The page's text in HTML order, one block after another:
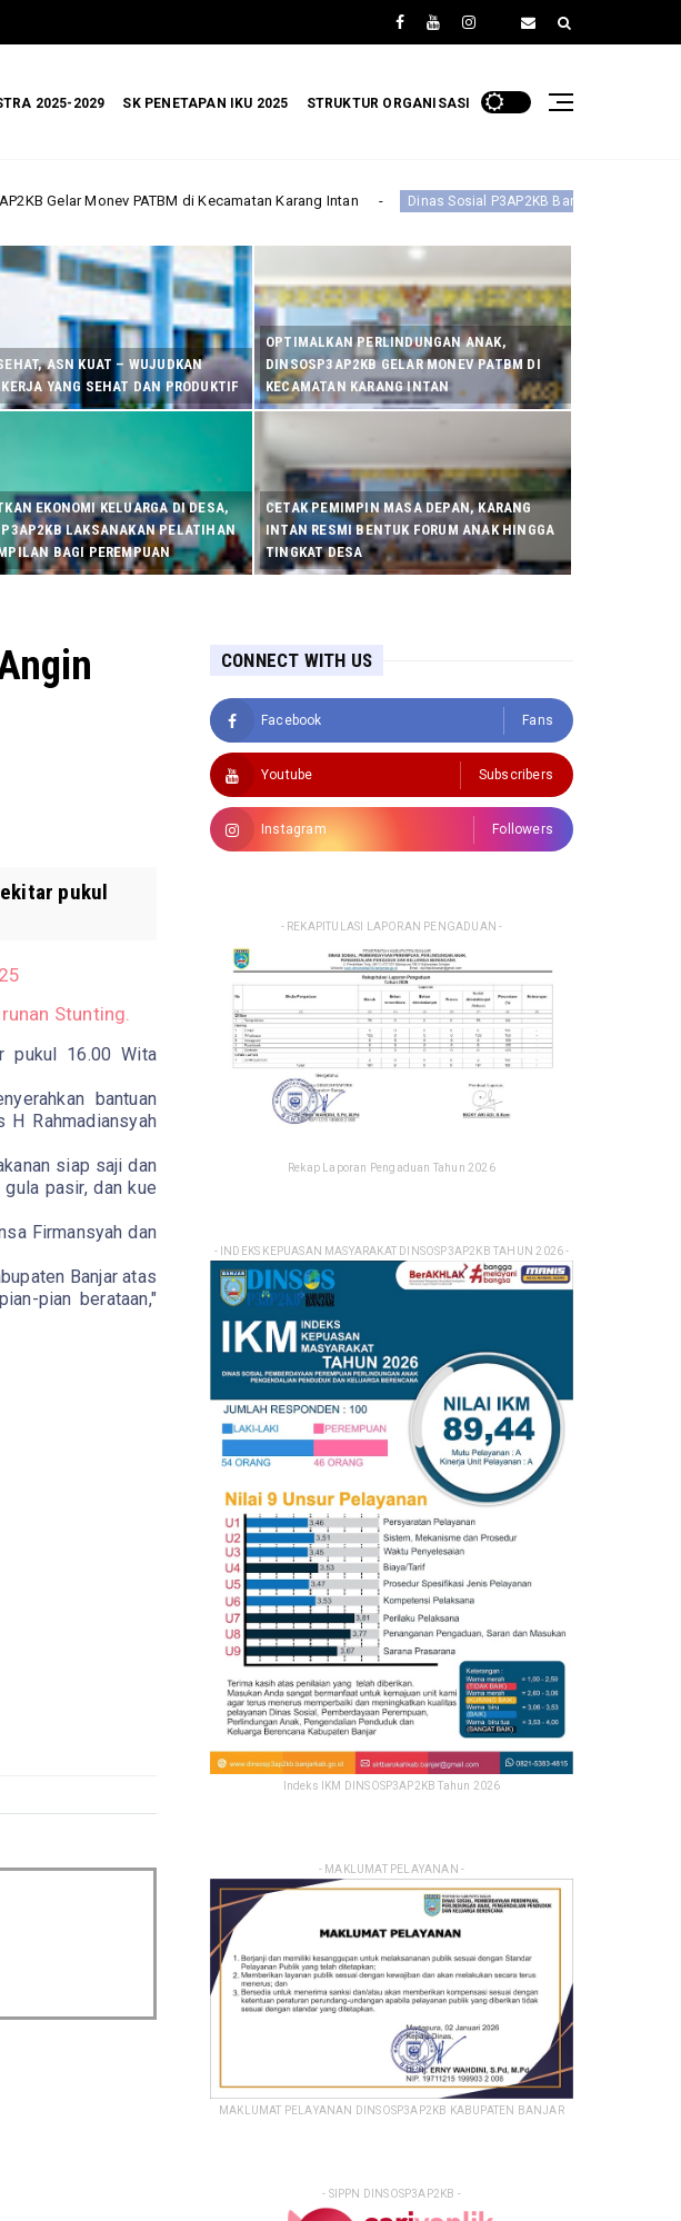
2025-2029 SK PENETAPAN IKU 2025 STRUKTUR ORGANISASI
Karang Intan Dinas Sosial P3AP2KB Banjar Gelar Rapat Koordinasi Forum Anak Daerah
ASN KUAT – WUJUDKAN
KERJA YANG SEHAT DAN PRODUKTIF
OPTIMALKAN PERLINDUNGAN ANAK,
DINSOSP3AP2KB GELAR MONEV PATBM DI
KECAMATAN KARANG INTAN
EKONOMI KELUARGA DI DESA,
LAKSANAKAN PELATIHAN
BAGI PEREMPUAN
CETAK PEMIMPIN MASA DEPAN, KARANG
INTAN RESMI BENTUK FORUM ANAK HINGGA
TINGKAT DESA
pukul
Stunting.
pukul 16.00 Wita
bantuan
Rahmadiansyah
siap saji dan
pasir, dan kue
Firmansyah dan
Banjar atas
pian berataan,"
CONNECT WITH US
Facebook Fans
Youtube Subscribers
Instagram Followers
- REKAPITULASI LAPORAN PENGADUAN -
Rekap Laporan Pengaduan Tahun 2026
- INDEKS KEPUASAN MASYARAKAT DINSOSP3AP2KB TAHUN 2026 -
Indeks IKM DINSOSP3AP2KB Tahun 2026
- MAKLUMAT PELAYANAN -
MAKLUMAT PELAYANAN DINSOSP3AP2KB KABUPATEN BANJAR
- SIPPN DINSOSP3AP2KB -